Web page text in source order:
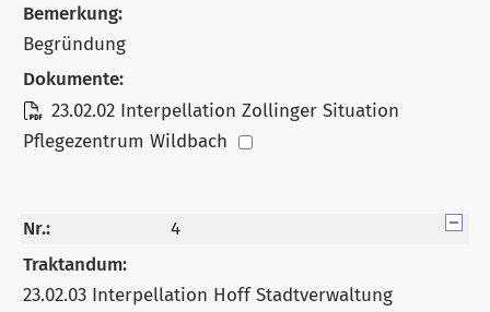
Bemerkung:
Begründung
Dokumente:
23.02.02 Interpellation Zollinger Situation
Pflegezentrum Wildbach
Nr.:
4
Traktandum:
23.02.03 Interpellation Hoff Stadtverwaltung